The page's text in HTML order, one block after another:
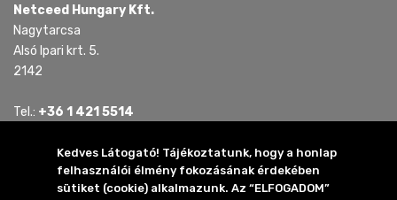
Netceed Hungary Kft.
Nagytarcsa
Alsó Ipari krt. 5.
2142
Tel.: +36 1 421 5514
mail.hu @ netceed.com
Kedves Látogató! Tájékoztatunk, hogy a honlap
felhasználói élmény fokozásának érdekében
sütiket (cookie) alkalmazunk. Az “ELFOGADOM”